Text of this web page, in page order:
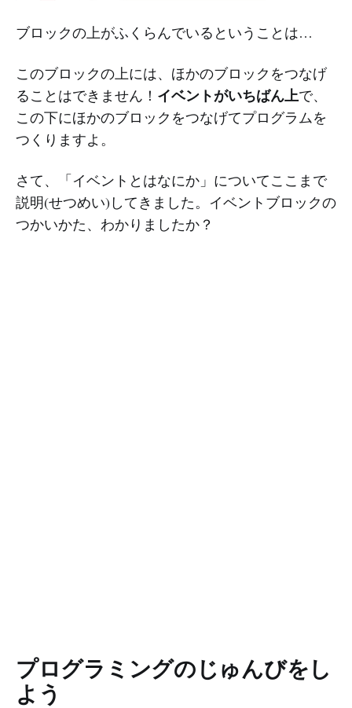
ブロックの上がふくらんでいるということは…
このブロックの上には、ほかのブロックをつなげ
ることはできません！ イベントがいちばん上で、
この下にほかのブロックをつなげてプログラムを
つくりますよ。
さて、「イベントとはなにか」についてここまで
説明(せつめい)してきました。イベントブロックの
つかいかた、わかりましたか？
プログラミングのじゅんびをし
よう